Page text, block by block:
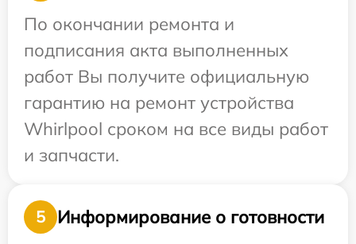
По окончании ремонта и
подписания акта выполненных
работ Вы получите официальную
гарантию на ремонт устройства
Whirlpool сроком на все виды работ
и запчасти.
5
Информирование о готовности